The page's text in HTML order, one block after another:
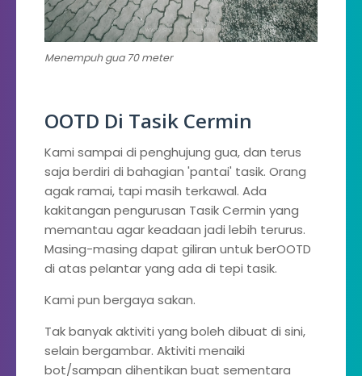
Menempuh gua 70 meter
OOTD Di Tasik Cermin
Kami sampai di penghujung gua, dan terus
saja berdiri di bahagian 'pantai' tasik. Orang
agak ramai, tapi masih terkawal. Ada
kakitangan pengurusan Tasik Cermin yang
memantau agar keadaan jadi lebih terurus.
Masing-masing dapat giliran untuk berOOTD
di atas pelantar yang ada di tepi tasik.
Kami pun bergaya sakan.
Tak banyak aktiviti yang boleh dibuat di sini,
selain bergambar. Aktiviti menaiki
bot/sampan dihentikan buat sementara